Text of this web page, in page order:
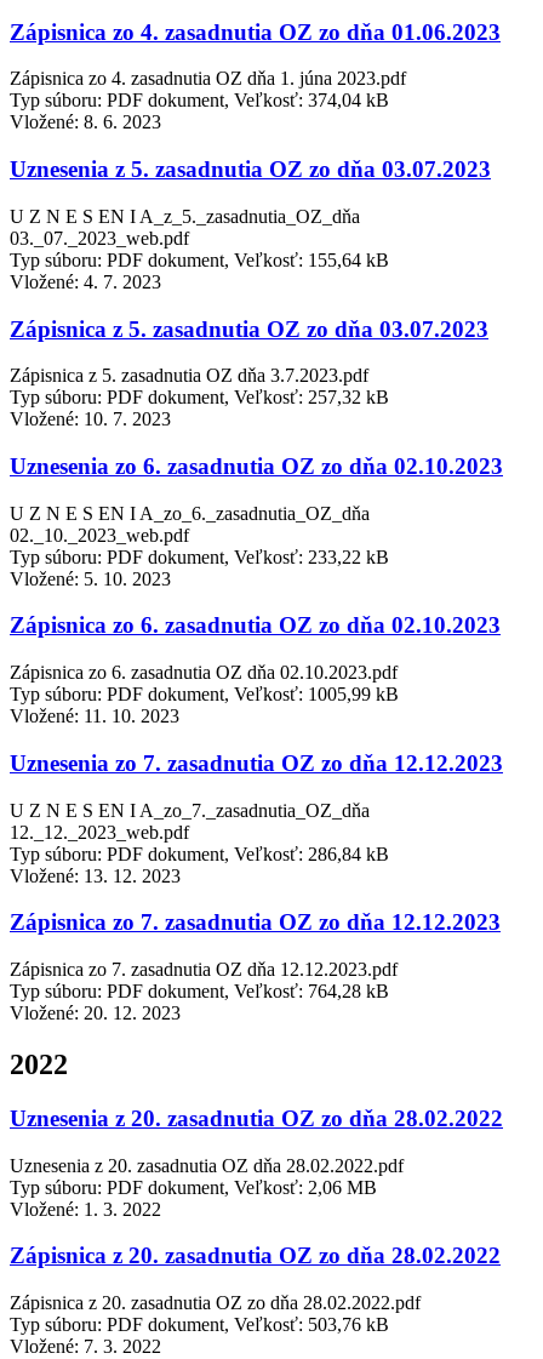
Zápisnica zo 4. zasadnutia OZ zo dňa 01.06.2023
Zápisnica zo 4. zasadnutia OZ dňa 1. júna 2023.pdf
Typ súboru: PDF dokument, Veľkosť: 374,04 kB
Vložené: 8. 6. 2023
Uznesenia z 5. zasadnutia OZ zo dňa 03.07.2023
U Z N E S EN I A_z_5._zasadnutia_OZ_dňa
03._07._2023_web.pdf
Typ súboru: PDF dokument, Veľkosť: 155,64 kB
Vložené: 4. 7. 2023
Zápisnica z 5. zasadnutia OZ zo dňa 03.07.2023
Zápisnica z 5. zasadnutia OZ dňa 3.7.2023.pdf
Typ súboru: PDF dokument, Veľkosť: 257,32 kB
Vložené: 10. 7. 2023
Uznesenia zo 6. zasadnutia OZ zo dňa 02.10.2023
U Z N E S EN I A_zo_6._zasadnutia_OZ_dňa
02._10._2023_web.pdf
Typ súboru: PDF dokument, Veľkosť: 233,22 kB
Vložené: 5. 10. 2023
Zápisnica zo 6. zasadnutia OZ zo dňa 02.10.2023
Zápisnica zo 6. zasadnutia OZ dňa 02.10.2023.pdf
Typ súboru: PDF dokument, Veľkosť: 1005,99 kB
Vložené: 11. 10. 2023
Uznesenia zo 7. zasadnutia OZ zo dňa 12.12.2023
U Z N E S EN I A_zo_7._zasadnutia_OZ_dňa
12._12._2023_web.pdf
Typ súboru: PDF dokument, Veľkosť: 286,84 kB
Vložené: 13. 12. 2023
Zápisnica zo 7. zasadnutia OZ zo dňa 12.12.2023
Zápisnica zo 7. zasadnutia OZ dňa 12.12.2023.pdf
Typ súboru: PDF dokument, Veľkosť: 764,28 kB
Vložené: 20. 12. 2023
2022
Uznesenia z 20. zasadnutia OZ zo dňa 28.02.2022
Uznesenia z 20. zasadnutia OZ dňa 28.02.2022.pdf
Typ súboru: PDF dokument, Veľkosť: 2,06 MB
Vložené: 1. 3. 2022
Zápisnica z 20. zasadnutia OZ zo dňa 28.02.2022
Zápisnica z 20. zasadnutia OZ zo dňa 28.02.2022.pdf
Typ súboru: PDF dokument, Veľkosť: 503,76 kB
Vložené: 7. 3. 2022